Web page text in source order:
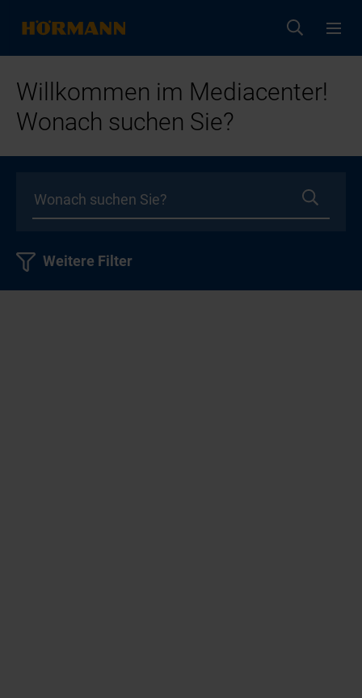
Willkommen im Mediacenter!
Wonach suchen Sie?
Weitere Filter